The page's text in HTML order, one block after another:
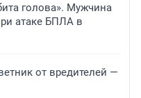
голова». Мужчина
атаке БПЛА в
от вредителей —